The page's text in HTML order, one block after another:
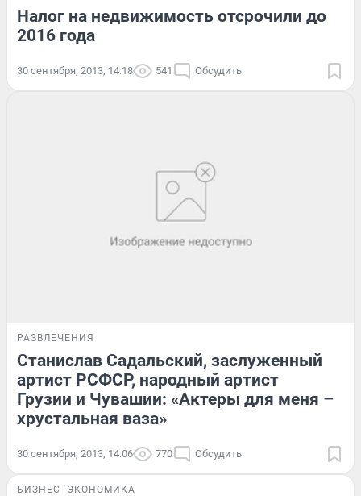
Налог на недвижимость отсрочили до
2016 года
30 сентября, 2013, 14:18 541 Обсудить
РАЗВЛЕЧЕНИЯ
Станислав Садальский, заслуженный
артист РСФСР, народный артист
Грузии и Чувашии: «Актеры для меня –
хрустальная ваза»
30 сентября, 2013, 14:06 770 Обсудить
БИЗНЕС ЭКОНОМИКА